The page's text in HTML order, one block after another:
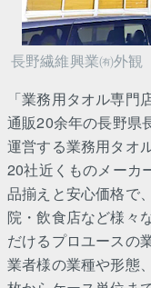
長野繊維興業㈲外観
「業務用タオル専門
通販20余年の長野県
運営する業務用タオ
20社近くものメーカ
品揃えと安心価格で
院・飲食店など様々
だけるプロユースの
業者様の業種や形態